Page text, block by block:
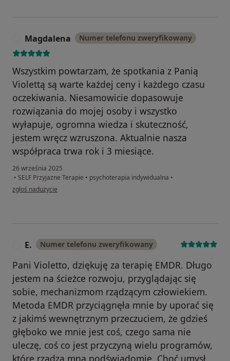
Magdalena Numer telefonu zweryfikowany
Wszystkim powtarzam, że spotkania z Panią
Violettą są warte każdej ceny i każdego czasu
oczekiwania. Niesamowicie dopasowuje
rozwiązania do mojej osoby i wszystko
wyłapuje, ogromna wiedza i skuteczność,
jestem wręcz wzruszona. Aktualnie nasza
współpraca trwa rok i 3 miesiące.
26 września 2025
• SELF Przyjazne Terapie • psychoterapia indywidualna •
w opinii użytkownika Magdalena
zgłoś nadużycie
E. Numer telefonu zweryfikowany
Pani Violetto, dziękuję za terapię EMDR. Długo
jestem na ścieżce rozwoju, przyglądając się
sobie, mechanizmom rządzącym człowiekiem.
Metoda EMDR przyciągnęła mnie by uporać się
z jakimś wewnętrznym przeczuciem, że gdzieś
głęboko we mnie jest coś, czego sama nie
uleczę, coś co jest przyczyną wielu programów,